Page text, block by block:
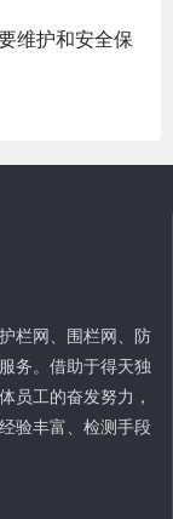
维护和安全保
栏网、围栏网、防
务。借助于得天独
员工的奋发努力，
验丰富、检测手段